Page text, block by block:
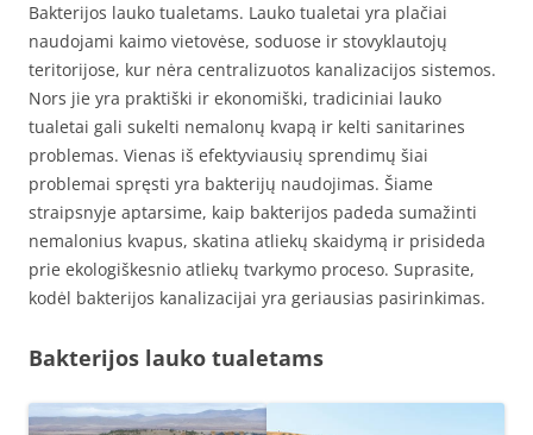
Bakterijos lauko tualetams. Lauko tualetai yra plačiai
naudojami kaimo vietovėse, soduose ir stovyklautojų
teritorijose, kur nėra centralizuotos kanalizacijos sistemos.
Nors jie yra praktiški ir ekonomiški, tradiciniai lauko
tualetai gali sukelti nemalonų kvapą ir kelti sanitarines
problemas. Vienas iš efektyviausių sprendimų šiai
problemai spręsti yra bakterijų naudojimas. Šiame
straipsnyje aptarsime, kaip bakterijos padeda sumažinti
nemalonius kvapus, skatina atliekų skaidymą ir prisideda
prie ekologiškesnio atliekų tvarkymo proceso. Suprasite,
kodėl bakterijos kanalizacijai yra geriausias pasirinkimas.
Bakterijos lauko tualetams